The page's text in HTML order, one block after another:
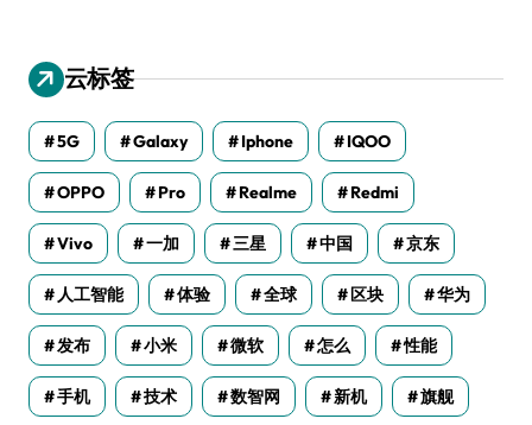
云标签
5G Galaxy Iphone IQOO
OPPO Pro Realme Redmi
Vivo 一加 三星 中国 京东
人工智能 体验 全球 区块 华为
发布 小米 微软 怎么 性能
手机 技术 数智网 新机 旗舰